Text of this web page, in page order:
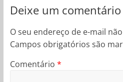
Deixe um comentário
O seu endereço de e-mail
Campos obrigatórios são
Comentário *